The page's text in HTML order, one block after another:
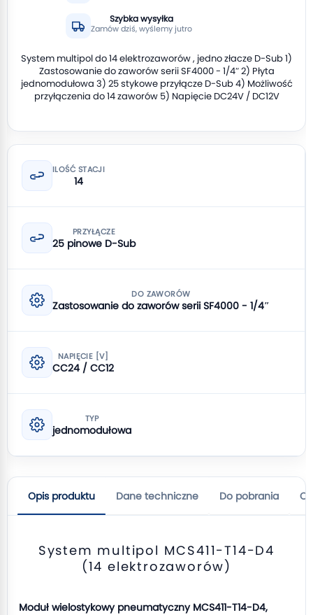
Szybka wysyłka
Zamów dziś, wyślemy jutro
System multipol do 14 elektrozaworów , jedno złacze D-Sub 1)
Zastosowanie do zaworów serii SF4000 - 1/4″ 2) Płyta
jednomodułowa 3) 25 stykowe przyłącze D-Sub 4) Możliwość
przyłączenia do 14 zaworów 5) Napięcie DC24V / DC12V
ILOŚĆ STACJI
14
PRZYŁĄCZE
25 pinowe D-Sub
DO ZAWORÓW
Zastosowanie do zaworów serii SF4000 - 1/4″
NAPIĘCIE [V]
CC24 / CC12
TYP
jednomodułowa
Opis produktu Dane techniczne Do pobrania
System multipol MCS411-T14-D4
(14 elektrozaworów)
Moduł wielostykowy pneumatyczny MCS411-T14-D4,